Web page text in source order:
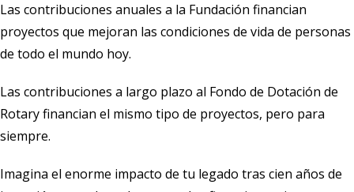
Las contribuciones anuales a la Fundación financian
proyectos que mejoran las condiciones de vida de personas
de todo el mundo hoy.
Las contribuciones a largo plazo al Fondo de Dotación de
Rotary financian el mismo tipo de proyectos, pero para
siempre.
Imagina el enorme impacto de tu legado tras cien años de